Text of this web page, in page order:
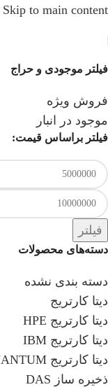
Skip to main content
فیلتر موجودی و حراج
فروش ویژه
موجود در انبار
فیلتر براساس قیمت:
فیلتر
دسته‌های محصولات
دسته بندی نشده
دیتا کارتریج
دیتا کارتریج HPE
دیتا کارتریج IBM
دیتا کارتریج QUANTUM
ذخیره ساز DAS